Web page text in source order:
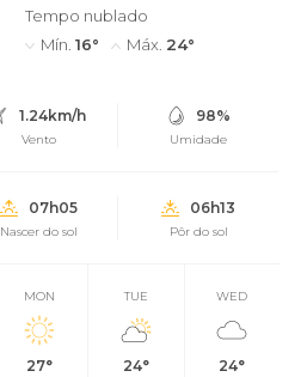
Tempo nublado
Mín. 16° Máx. 24°
1.24km/h
Vento
98%
Umidade
07h05
Nascer do sol
06h13
Pôr do sol
MON
27°
TUE
24°
WED
24°